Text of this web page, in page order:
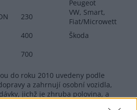
Peugeot
230
VW, Smart,
Fiat/Microwett
400
Škoda
700
do roku 2010 uvedeny podle
a zahrnují osobní vozidla,
jichž je zhruba polovina, a